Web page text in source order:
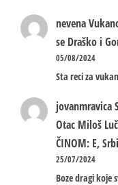
nevena
se Draško i
05/08/2024
Sta reci za
jovanmravica
Otac Miloš
ČINOM: E,
25/07/2024
Boze dragi koje